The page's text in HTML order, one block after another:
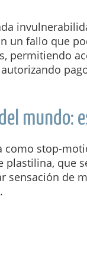
un fallo que
permitiendo
mundo:
como stop-
plastilina, que
sensación de